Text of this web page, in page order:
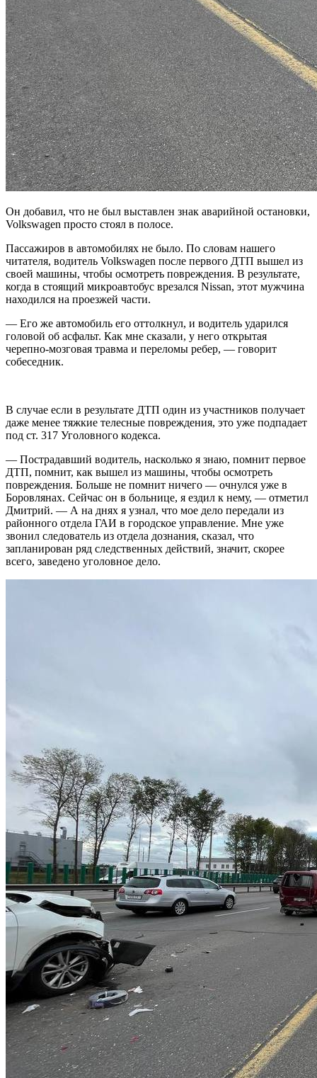
Он добавил, что не был выставлен знак аварийной остановки,
Volkswagen просто стоял в полосе.
Пассажиров в автомобилях не было. По словам нашего
читателя, водитель Volkswagen после первого ДТП вышел из
своей машины, чтобы осмотреть повреждения. В результате,
когда в стоящий микроавтобус врезался Nissan, этот мужчина
находился на проезжей части.
— Его же автомобиль его оттолкнул, и водитель ударился
головой об асфальт. Как мне сказали, у него открытая
черепно-мозговая травма и переломы ребер, — говорит
собеседник.
В случае если в результате ДТП один из участников получает
даже менее тяжкие телесные повреждения, это уже подпадает
под ст. 317 Уголовного кодекса.
— Пострадавший водитель, насколько я знаю, помнит первое
ДТП, помнит, как вышел из машины, чтобы осмотреть
повреждения. Больше не помнит ничего — очнулся уже в
Боровлянах. Сейчас он в больнице, я ездил к нему, — отметил
Дмитрий. — А на днях я узнал, что мое дело передали из
районного отдела ГАИ в городское управление. Мне уже
звонил следователь из отдела дознания, сказал, что
запланирован ряд следственных действий, значит, скорее
всего, заведено уголовное дело.